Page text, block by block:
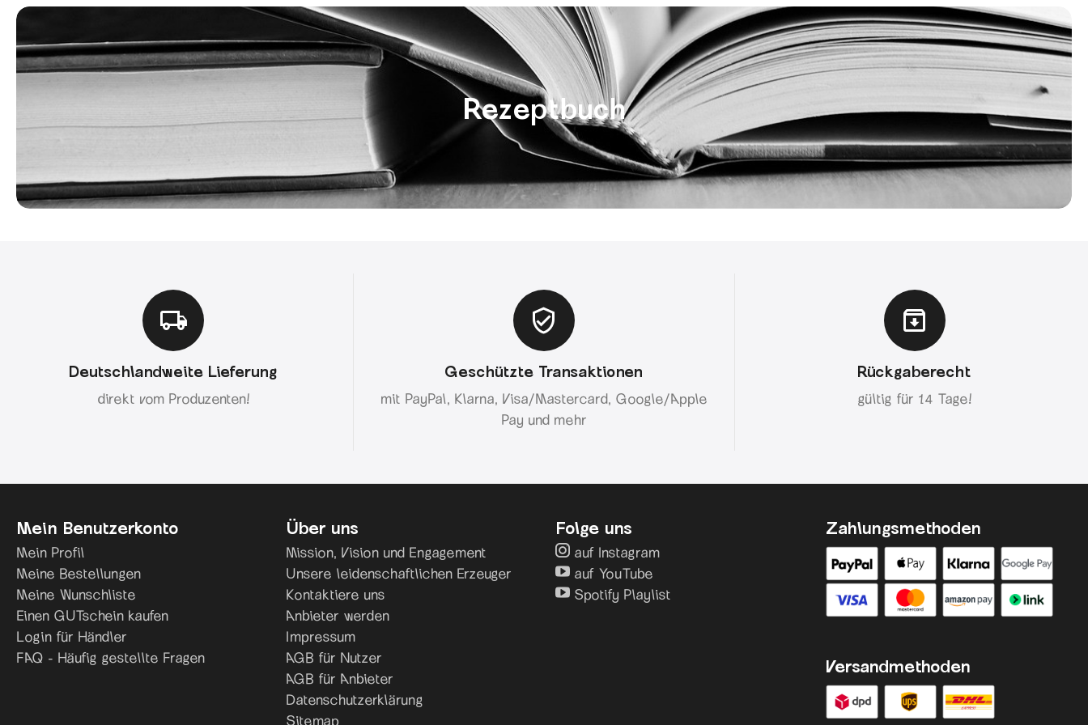
Rezeptbuch
Deutschlandweite Lieferung
direkt vom Produzenten!
Geschützte Transaktionen
mit PayPal, Klarna, Visa/Mastercard, Google/Apple
Pay und mehr
Rückgaberecht
gültig für 14 Tage!
Mein Benutzerkonto
Mein Profil
Meine Bestellungen
Meine Wunschliste
Einen GUTschein kaufen
Login für Händler
FAQ - Häufig gestellte Fragen
Über uns
Mission, Vision und Engagement
Unsere leidenschaftlichen Erzeuger
Kontaktiere uns
Anbieter werden
Impressum
AGB für Nutzer
AGB für Anbieter
Datenschutzerklärung
Sitemap
Folge uns
auf Instagram
auf YouTube
Spotify Playlist
Zahlungsmethoden
Versandmethoden